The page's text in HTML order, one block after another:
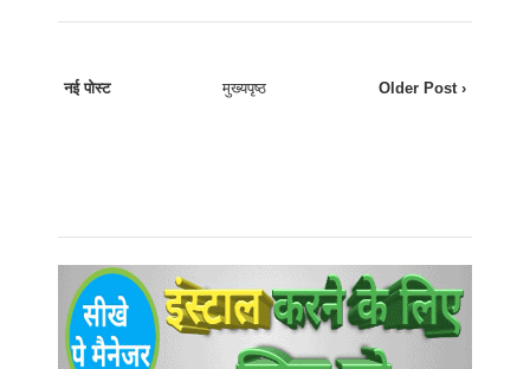
नई पोस्ट Older Post ›
मुख्यपृष्ठ